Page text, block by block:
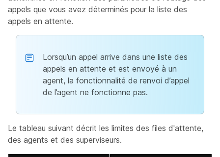
appels que vous avez déterminés pour la liste des
appels en attente.
Lorsqu’un appel arrive dans une liste des
appels en attente et est envoyé à un
agent, la fonctionnalité de renvoi d’appel
de l’agent ne fonctionne pas.
Le tableau suivant décrit les limites des files d'attente,
des agents et des superviseurs.